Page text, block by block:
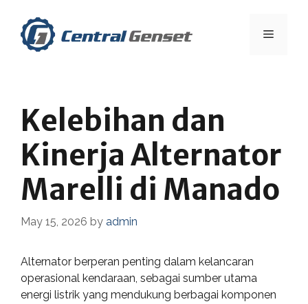
content
Menu
Kelebihan dan
Kinerja Alternator
Marelli di Manado
May 15, 2026 by admin
Alternator berperan penting dalam kelancaran
operasional kendaraan, sebagai sumber utama
energi listrik yang mendukung berbagai komponen